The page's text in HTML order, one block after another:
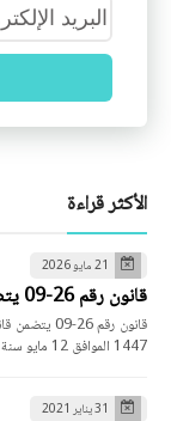
الأكثر قراءة
21 مايو 2026
قانون رقم 26-09 يتضمن قانون المرور PDF
1447 الموافق 12 مايو سنة 2026، يتضمن …
31 يناير 2021